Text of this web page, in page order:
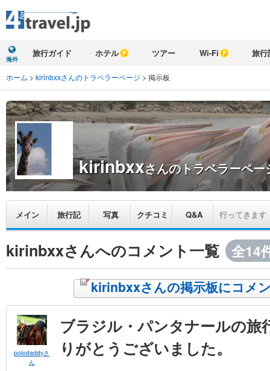
海外
旅行ガイド ホテル ツアー Wi-Fi 旅行
ホーム > kirinbxxさんのトラベラーページ > 掲示板
kirinbxxさんのトラベラーペー
メイン 旅行記 写真 クチコミ Q&A 行ってきます
kirinbxxさんへのコメント一覧 全14
kirinbxxさんの掲示板にコメ
polodaddyさ
ん
ブラジル・パンタナールの旅
りがとうございました。